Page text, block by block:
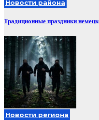
Новости района
Традиционные праздники
Новости региона